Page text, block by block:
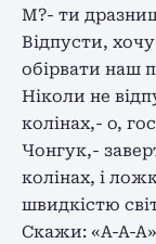
М?- ти
Відпусти,
обірвати наш
Ніколи не
колінах,- о,
Чонгук,-
колінах, і
швидкістю
Скажи: «А-А-